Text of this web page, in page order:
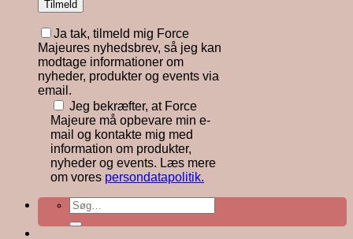
Ja tak, tilmeld mig Force
Majeures nyhedsbrev, så jeg kan
modtage informationer om
nyheder, produkter og events via
email.
Jeg bekræfter, at Force
Majeure må opbevare min e-
mail og kontakte mig med
information om produkter,
nyheder og events. Læs mere
om vores persondatapolitik.
Søg
efter: